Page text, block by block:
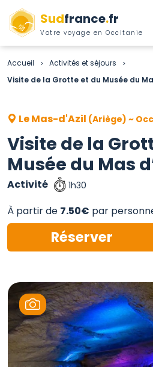
Sudfrance.fr
Votre voyage en Occitanie
Accueil > Activités et séjours >
Visite de la Grotte et du Musée du
Visite de la
Musée du Mas
Activité 1h30
Le Mas-d'Azil (Ariège) ~
À partir de 7.50€ par
Réserver